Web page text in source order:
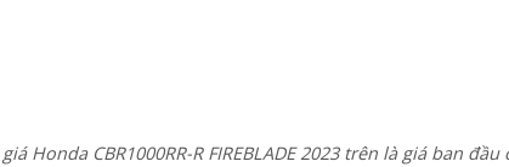
Honda CBR1000RR-R FIREBLADE 2023 trên là giá ban